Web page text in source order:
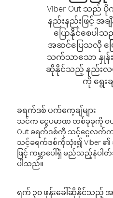
Viber Out သည်
နည်းနည်းဖြင့် အချိ
ပြောနိုင်စေပါ
အဆင်ပြေသလို ပြ
သက်သာသော နှုန်းထ
ဆိုနိုင်သည့် နည်းလမ်
ကို ရွေးခ
ခရက်ဒစ် ပက်ကေ့ချ်များ
သင်က ငွေပမာဏ တစ်ခုခုကို ဝ
Out ခရက်ဒစ်ကို သင့်ငွေလက်
သင့်ခရက်ဒစ်ကိုသုံး၍ Viber ၏
ဖြင့် ကမ္ဘာပေါ်ရှိ မည်သည့်နံပါ
ပါသည်။
ရက် ၃၀ ဖုန်းခေါ်ဆိုနိုင်သည့် အ